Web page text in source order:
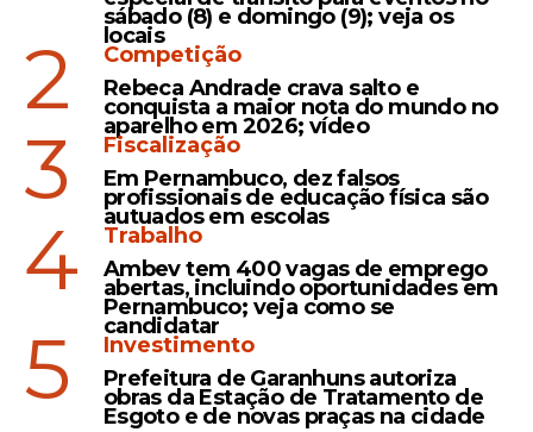
com o marido (cujo nome não foi
divulgado) e dois filhos.
Leia Também
Retorno
Dayanne Rodrigues, ex-
mulher do goleiro Bruno, dá
entrada em hospital após
três dias desaparecida
sábado (8) e domingo (9); veja os
locais
2
Competição
Rebeca Andrade crava salto e
conquista a maior nota do mundo no
aparelho em 2026; vídeo
3
Fiscalização
Em Pernambuco, dez falsos
profissionais de educação física são
autuados em escolas
4
Trabalho
Ambev tem 400 vagas de emprego
abertas, incluindo oportunidades em
Pernambuco; veja como se
candidatar
5
Investimento
Prefeitura de Garanhuns autoriza
obras da Estação de Tratamento de
Esgoto e de novas praças na cidade